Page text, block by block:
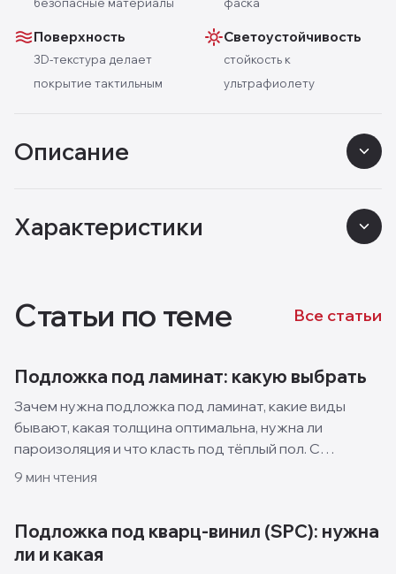
Поверхность
3D-текстура делает
покрытие тактильным
Светоустойчивость
стойкость к
ультрафиолету
Описание
Характеристики
Статьи по теме Все статьи
Подложка под ламинат: какую выбрать
Зачем нужна подложка под ламинат, какие виды
бывают, какая толщина оптимальна, нужна ли
пароизоляция и что класть под тёплый пол. С
таблицей материалов.
9 мин чтения
Подложка под кварц-винил (SPC): нужна
ли и какая